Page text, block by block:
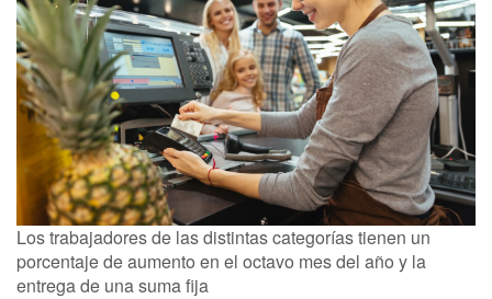
Los trabajadores de las distintas categorías tienen un
porcentaje de aumento en el octavo mes del año y la
entrega de una suma fija